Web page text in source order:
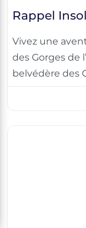
Rappel
Vivez une
des Gorges de
belvédère des